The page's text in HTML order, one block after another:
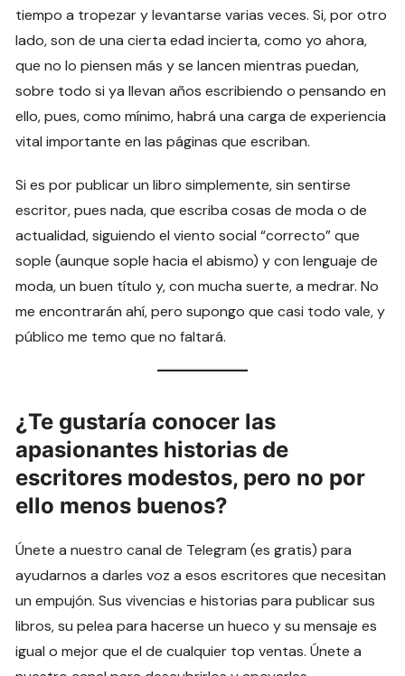
tiempo a tropezar y levantarse varias veces. Si, por otro
lado, son de una cierta edad incierta, como yo ahora,
que no lo piensen más y se lancen mientras puedan,
sobre todo si ya llevan años escribiendo o pensando en
ello, pues, como mínimo, habrá una carga de experiencia
vital importante en las páginas que escriban.
Si es por publicar un libro simplemente, sin sentirse
escritor, pues nada, que escriba cosas de moda o de
actualidad, siguiendo el viento social “correcto” que
sople (aunque sople hacia el abismo) y con lenguaje de
moda, un buen título y, con mucha suerte, a medrar. No
me encontrarán ahí, pero supongo que casi todo vale, y
público me temo que no faltará.
¿Te gustaría conocer las
apasionantes historias de
escritores modestos, pero no por
ello menos buenos?
Únete a nuestro canal de Telegram (es gratis) para
ayudarnos a darles voz a esos escritores que necesitan
un empujón. Sus vivencias e historias para publicar sus
libros, su pelea para hacerse un hueco y su mensaje es
igual o mejor que el de cualquier top ventas. Únete a